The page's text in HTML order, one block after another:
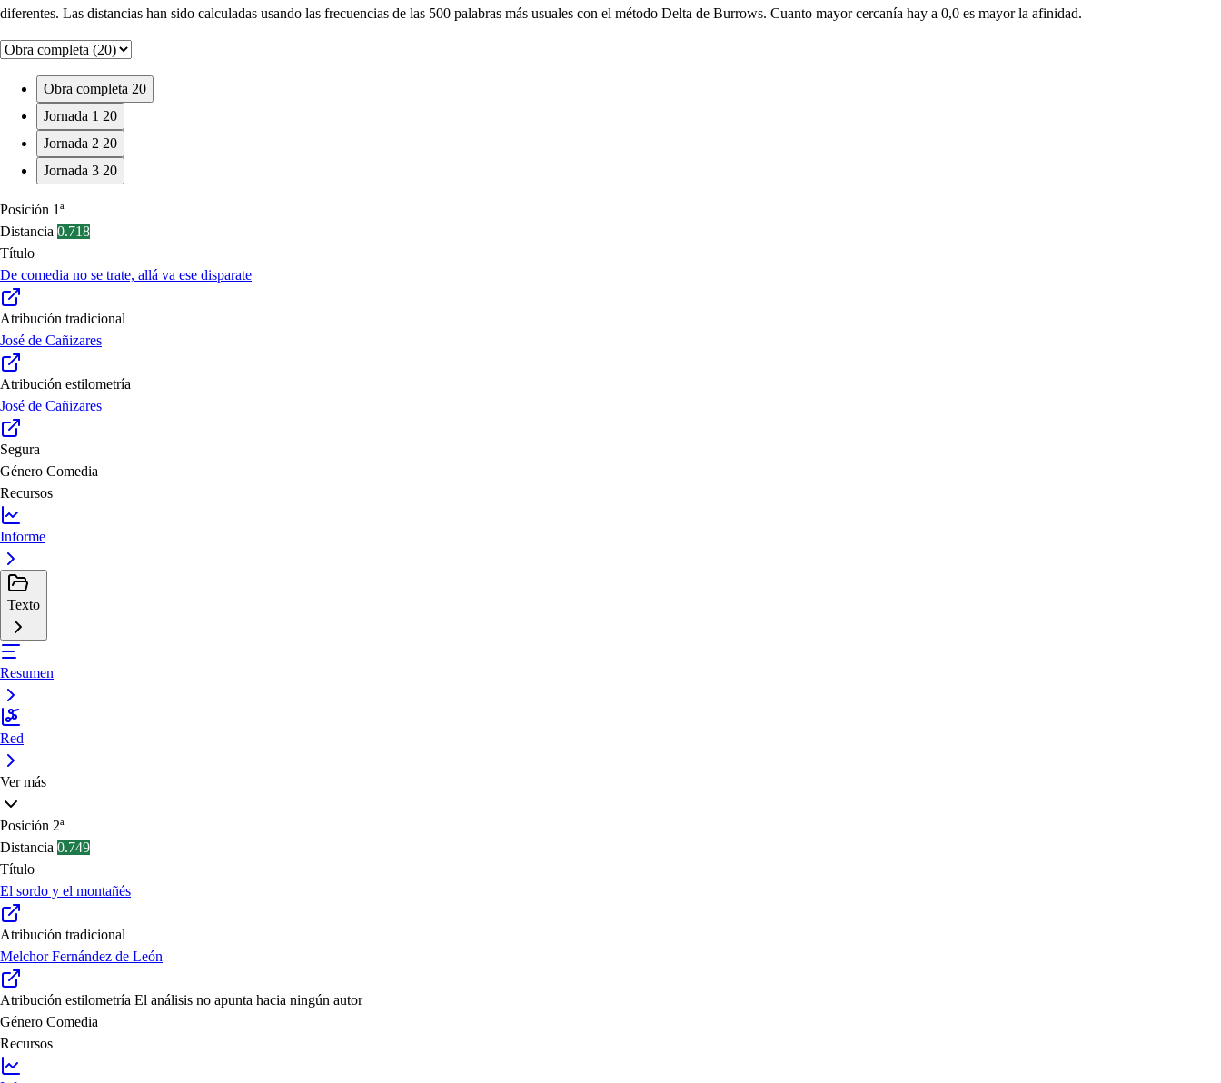
diferentes. Las distancias han sido calculadas usando las frecuencias de las 500 palabras más usuales con el método Delta de Burrows. Cuanto mayor cercanía hay a 0,0 es mayor la afinidad.
Obra completa 20
Jornada 1 20
Jornada 2 20
Jornada 3 20
Posición 1ª
Distancia 0.718
Título
De comedia no se trate, allá va ese disparate
Atribución tradicional
José de Cañizares
Atribución estilometría
José de Cañizares
Segura
Género Comedia
Recursos
Informe
Texto
Resumen
Red
Ver más
Posición 2ª
Distancia 0.749
Título
El sordo y el montañés
Atribución tradicional
Melchor Fernández de León
Atribución estilometría El análisis no apunta hacia ningún autor
Género Comedia
Recursos